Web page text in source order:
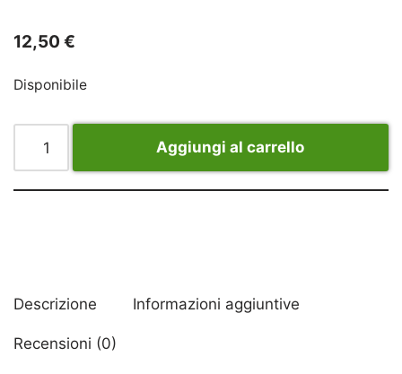
12,50 €
Disponibile
Aggiungi al carrello
Descrizione Informazioni aggiuntive
Recensioni (0)